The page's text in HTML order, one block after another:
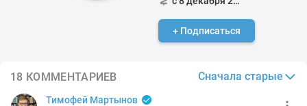
+ Подписаться
18 КОММЕНТАРИЕВ Сначала старые
Тимофей Мартынов